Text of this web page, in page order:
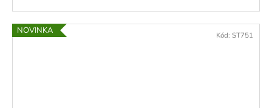
NOVINKA Kód: ST751